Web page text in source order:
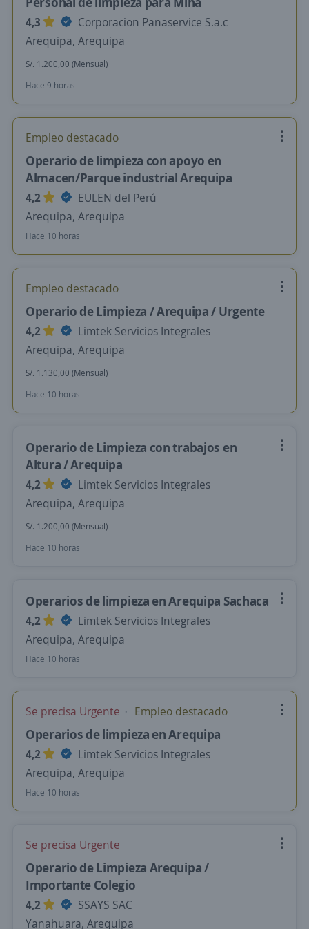
4,3
Corporacion Panaservice S.a.c
Arequipa, Arequipa
S/. 1.200,00 (Mensual)
Hace 9 horas
Empleo destacado
Operario de limpieza con apoyo en
Almacen/Parque industrial Arequipa
4,2
EULEN del Perú
Arequipa, Arequipa
Hace 10 horas
Empleo destacado
Operario de Limpieza / Arequipa / Urgente
4,2
Limtek Servicios Integrales
Arequipa, Arequipa
S/. 1.130,00 (Mensual)
Hace 10 horas
Operario de Limpieza con trabajos en
Altura / Arequipa
4,2
Limtek Servicios Integrales
Arequipa, Arequipa
S/. 1.200,00 (Mensual)
Hace 10 horas
Operarios de limpieza en Arequipa Sachaca
4,2
Limtek Servicios Integrales
Arequipa, Arequipa
Hace 10 horas
Se precisa Urgente Empleo destacado
Operarios de limpieza en Arequipa
4,2
Limtek Servicios Integrales
Arequipa, Arequipa
Hace 10 horas
Se precisa Urgente
Operario de Limpieza Arequipa /
Importante Colegio
4,2
SSAYS SAC
Yanahuara, Arequipa